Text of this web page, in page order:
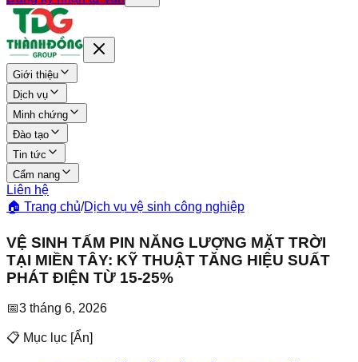
Giới thiệu
Dịch vụ
Minh chứng
Đào tạo
Tin tức
Cẩm nang
Liên hệ
🏠 Trang chủ/Dịch vụ vệ sinh công nghiệp
VỆ SINH TẤM PIN NĂNG LƯỢNG MẶT TRỜI
TẠI MIỀN TÂY: KỸ THUẬT TĂNG HIỆU SUẤT
PHÁT ĐIỆN TỪ 15-25%
📅3 tháng 6, 2026
📋 Mục lục [Ẩn]